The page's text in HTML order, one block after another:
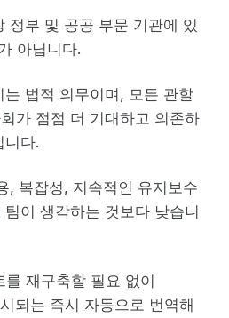
정부 및 공공 부문 기관에 있
아닙니다.
법적 의무이며, 모든 관할
가 점점 더 기대하고 의존하
니다.
, 복잡성, 지속적인 유지보수
이 생각하는 것보다 낮습니
재구축할 필요 없이
되는 즉시 자동으로 번역해